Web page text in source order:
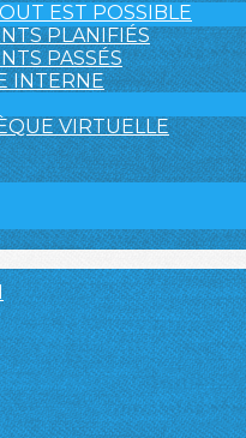
EST POSSIBLE
PLANIFIÉS
PASSÉS
INTERNE
VIRTUELLE